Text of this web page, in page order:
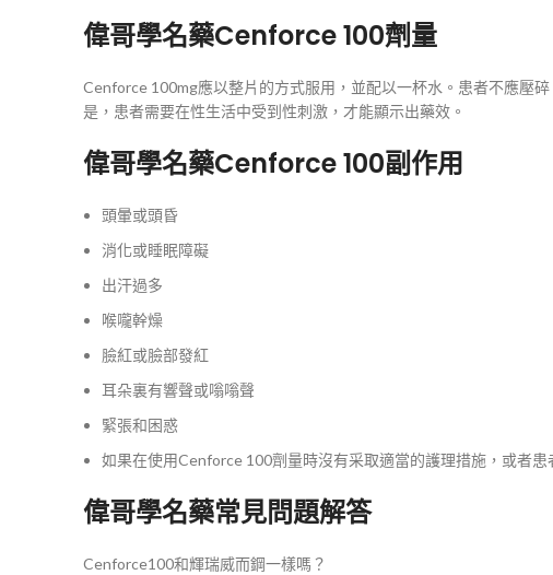
偉哥學名藥Cenforce 100劑量
Cenforce 100mg應以整片的方式服用，並配以一杯水。患者不應壓
是，患者需要在性生活中受到性刺激，才能顯示出藥效。
偉哥學名藥Cenforce 100副作用
頭暈或頭昏
消化或睡眠障礙
出汗過多
喉嚨幹燥
臉紅或臉部發紅
耳朵裏有響聲或嗡嗡聲
緊張和困惑
如果在使用Cenforce 100劑量時沒有采取適當的護理措施，或者
偉哥學名藥常見問題解答
Cenforce100和輝瑞威而鋼一樣嗎？